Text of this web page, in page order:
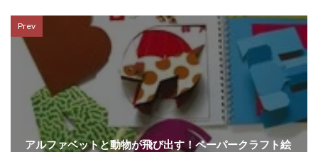
Prev
アルファベットと動物が飛び出す！ペーパークラフト絵